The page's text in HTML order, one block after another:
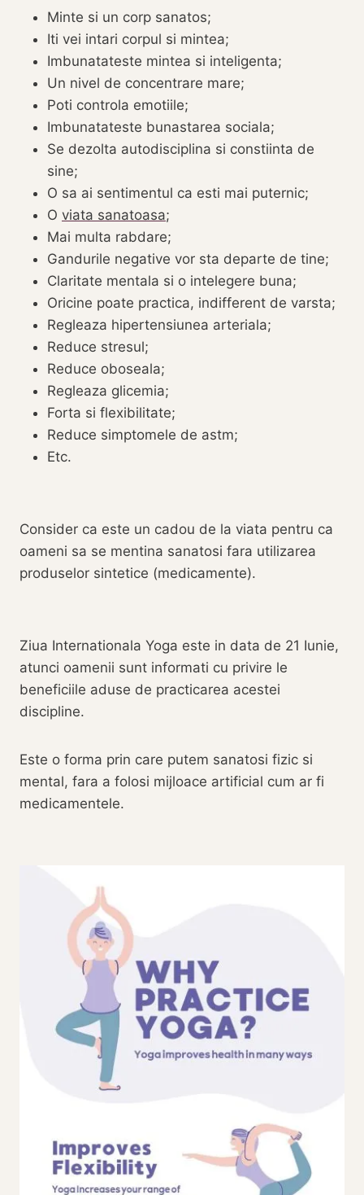
Minte si un corp sanatos;
Iti vei intari corpul si mintea;
Imbunatateste mintea si inteligenta;
Un nivel de concentrare mare;
Poti controla emotiile;
Imbunatateste bunastarea sociala;
Se dezolta autodisciplina si constiinta de
sine;
O sa ai sentimentul ca esti mai puternic;
O viata sanatoasa;
Mai multa rabdare;
Gandurile negative vor sta departe de tine;
Claritate mentala si o intelegere buna;
Oricine poate practica, indifferent de varsta;
Regleaza hipertensiunea arteriala;
Reduce stresul;
Reduce oboseala;
Regleaza glicemia;
Forta si flexibilitate;
Reduce simptomele de astm;
Etc.
Consider ca este un cadou de la viata pentru ca
oameni sa se mentina sanatosi fara utilizarea
produselor sintetice (medicamente).
Ziua Internationala Yoga este in data de 21 Iunie,
atunci oamenii sunt informati cu privire le
beneficiile aduse de practicarea acestei
discipline.
Este o forma prin care putem sanatosi fizic si
mental, fara a folosi mijloace artificial cum ar fi
medicamentele.